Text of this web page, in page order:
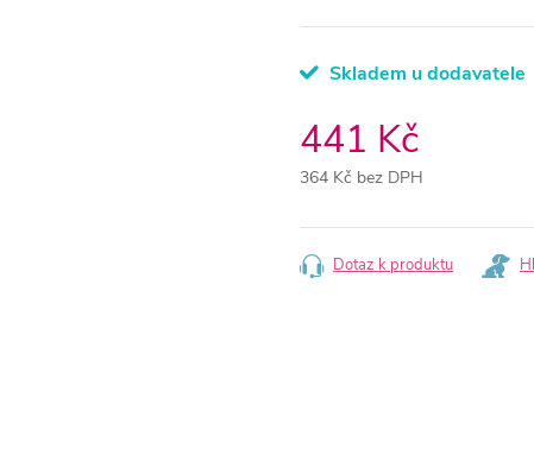
Skladem u dodavatele
441 Kč
364 Kč bez DPH
cena:
Dotaz k produktu